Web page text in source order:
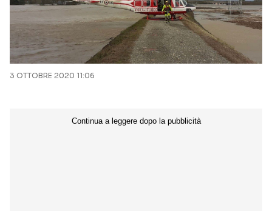
3 OTTOBRE 2020 11:06